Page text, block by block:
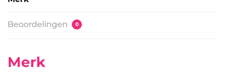
Beoordelingen 0
Merk